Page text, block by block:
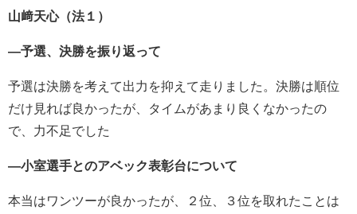
山﨑天心（法１）
―予選、決勝を振り返って
予選は決勝を考えて出力を抑えて走りました。決勝は順位
だけ見れば良かったが、タイムがあまり良くなかったの
で、力不足でした
―小室選手とのアベック表彰台について
本当はワンツーが良かったが、２位、３位を取れたことは